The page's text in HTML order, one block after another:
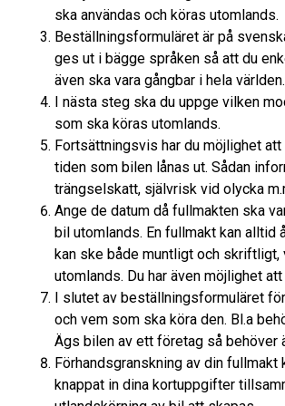
ska användas och köras utomlands.
Beställningsformuläret är på
ges ut i bägge språken så att du
även ska vara gångbar i hela världen.
I nästa steg ska du uppge vilken
som ska köras utomlands.
Fortsättningsvis har du möjlighet
tiden som bilen lånas ut. Sådan
trängselskatt, självrisk vid olycka
Ange de datum då fullmakten ska
bil utomlands. En fullmakt kan
kan ske både muntligt och skriftligt,
utomlands. Du har även möjlighet
I slutet av beställningsformuläret
och vem som ska köra den. Bl.a
Ägs bilen av ett företag så behöver
Förhandsgranskning av din
knappat in dina kortuppgifter